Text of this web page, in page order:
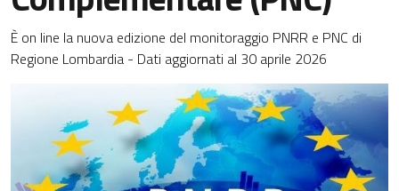
È on line la nuova edizione del monitoraggio PNRR e PNC di
Regione Lombardia - Dati aggiornati al 30 aprile 2026